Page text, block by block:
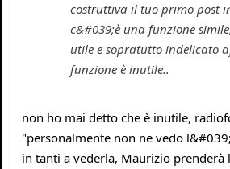
costruttiva il tuo primo post
c&#039;è una funzione
utile e sopratutto indelicato
funzione è inutile..
non ho mai detto che è inutile,
"personalmente non ne vedo
in tanti a vederla, Maurizio prenderà